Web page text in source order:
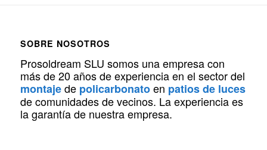
SOBRE NOSOTROS
Prosoldream SLU somos una empresa con
más de 20 años de experiencia en el sector del
montajede policarbonatoen patios de luces
de comunidades de vecinos. La experiencia es
la garantía de nuestra empresa.